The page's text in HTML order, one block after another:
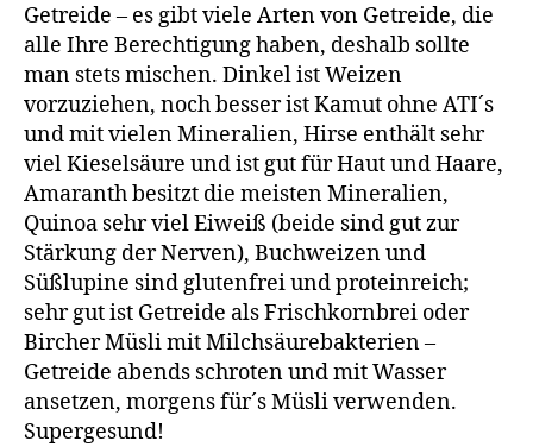
Getreide – es gibt viele Arten von Getreide, die
alle Ihre Berechtigung haben, deshalb sollte
man stets mischen. Dinkel ist Weizen
vorzuziehen, noch besser ist Kamut ohne ATI´s
und mit vielen Mineralien, Hirse enthält sehr
viel Kieselsäure und ist gut für Haut und Haare,
Amaranth besitzt die meisten Mineralien,
Quinoa sehr viel Eiweiß (beide sind gut zur
Stärkung der Nerven), Buchweizen und
Süßlupine sind glutenfrei und proteinreich;
sehr gut ist Getreide als Frischkornbrei oder
Bircher Müsli mit Milchsäurebakterien –
Getreide abends schroten und mit Wasser
ansetzen, morgens für´s Müsli verwenden.
Supergesund!